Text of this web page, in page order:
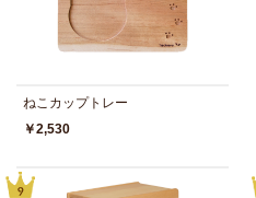
ねこカップトレー
￥2,530